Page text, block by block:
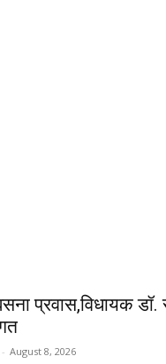
प्रवास,विधायक
- August 8, 2026